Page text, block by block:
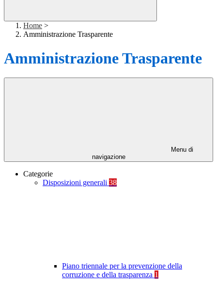
Home >
Amministrazione Trasparente
Amministrazione Trasparente
Menu di
navigazione
Categorie
Disposizioni generali 38
Piano triennale per la prevenzione della
corruzione e della trasparenza 1